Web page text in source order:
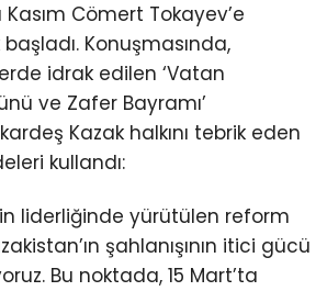
Cömert Tokayev’e
Konuşmasında,
idrak edilen ‘Vatan
ve Zafer Bayramı’
Kazak halkını tebrik eden
kullandı:
liderliğinde yürütülen reform
şahlanışının itici gücü
Bu noktada, 15 Mart’ta